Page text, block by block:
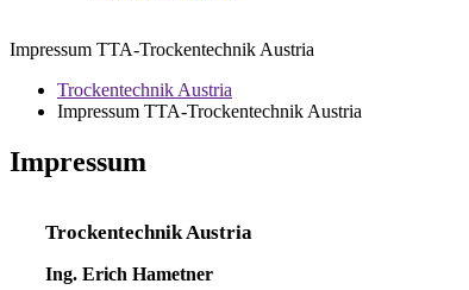
Impressum TTA-Trockentechnik Austria
Trockentechnik Austria
Impressum TTA-Trockentechnik Austria
Impressum
Trockentechnik Austria
Ing. Erich Hametner